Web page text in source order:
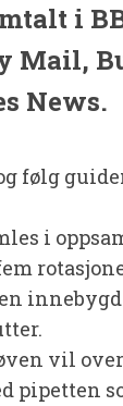
i
Mail,
News.
følg
i
vil
pipetten